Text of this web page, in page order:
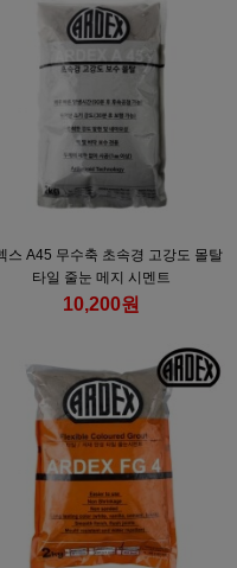
스 A45 무수축 초속경 고강도 몰탈
타일 줄눈 메지 시멘트
10,200원